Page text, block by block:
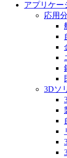
アプリケー
応用
3Dソ